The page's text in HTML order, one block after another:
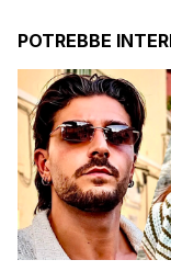
POTREBBE